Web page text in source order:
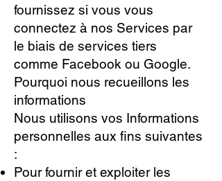
fournissez si vous vous
connectez à nos Services par
le biais de services tiers
comme Facebook ou Google.
Pourquoi nous recueillons les
informations
Nous utilisons vos Informations
personnelles aux fins suivantes
:
Pour fournir et exploiter les